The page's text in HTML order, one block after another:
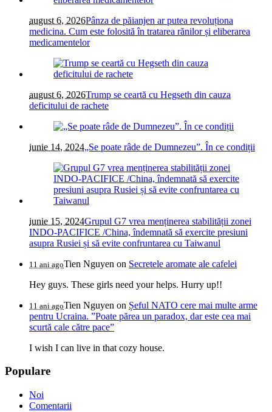
august 6, 2026Pânza de păianjen ar putea revoluționa
medicina. Cum este folosită în tratarea rănilor și eliberarea
medicamentelor
august 6, 2026Trump se ceartă cu Hegseth din cauza
deficitului de rachete
iunie 14, 2024„Se poate râde de Dumnezeu”. În ce condiții
iunie 15, 2024Grupul G7 vrea menținerea stabilității zonei
INDO-PACIFICE /China, îndemnată să exercite presiuni
asupra Rusiei și să evite confruntarea cu Taiwanul
11 ani agoTien Nguyen on Secretele aromate ale cafelei
Hey guys. These girls need your helps. Hurry up!!
11 ani agoTien Nguyen on Șeful NATO cere mai multe arme
pentru Ucraina. ”Poate părea un paradox, dar este cea mai
scurtă cale către pace”
I wish I can live in that cozy house.
Populare
Noi
Comentarii